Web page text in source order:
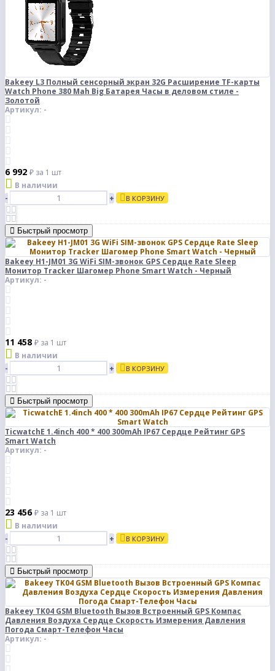
Bakeey L3 Полный сенсорный экран 32G Расширение TF-карты
Watch Phone 380 Mah Big Батарея Часы в деловом стиле -
Золотой
Артикул: -
6 992 ₽ за 1 шт
В наличии
-
+ В КОРЗИНУ
Быстрый просмотр
Bakeey H1-JM01 3G WiFi SIM-звонок GPS Сердце Rate Sleep
Монитор Tracker Шагомер Phone Smart Watch - Черный
Артикул: -
11 458 ₽ за 1 шт
В наличии
-
+ В КОРЗИНУ
Быстрый просмотр
TicwatchE 1.4inch 400 * 400 300mAh IP67 Сердце Рейтинг GPS
Smart Watch
Артикул: -
23 456₽ за 1 шт
В наличии
-
+ В КОРЗИНУ
Быстрый просмотр
Bakeey TK04 GSM Bluetooth Вызов Встроенный GPS Компас
Давления Воздуха Сердце Скорость Измерения Давления
Погода Смарт-Телефон Часы
Артикул: -